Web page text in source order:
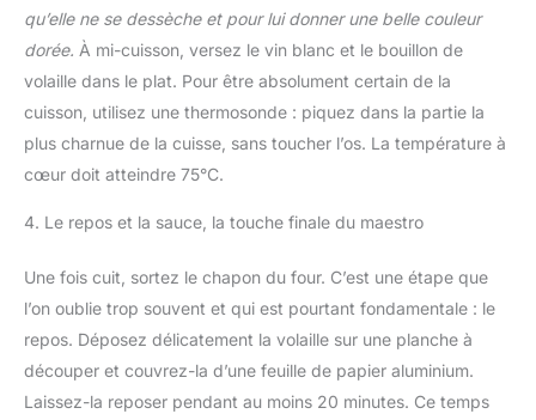
qu’elle ne se dessèche et pour lui donner une belle couleur
dorée. À mi-cuisson, versez le vin blanc et le bouillon de
volaille dans le plat. Pour être absolument certain de la
cuisson, utilisez une thermosonde : piquez dans la partie la
plus charnue de la cuisse, sans toucher l’os. La température à
cœur doit atteindre 75°C.
4. Le repos et la sauce, la touche finale du maestro
Une fois cuit, sortez le chapon du four. C’est une étape que
l’on oublie trop souvent et qui est pourtant fondamentale : le
repos. Déposez délicatement la volaille sur une planche à
découper et couvrez-la d’une feuille de papier aluminium.
Laissez-la reposer pendant au moins 20 minutes. Ce temps